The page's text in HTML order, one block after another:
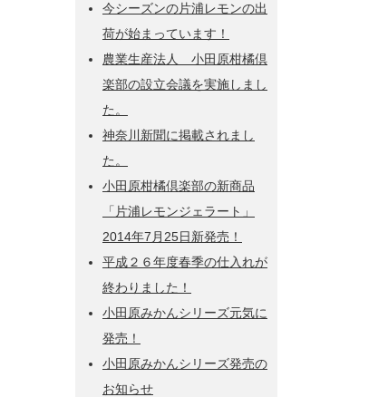
今シーズンの片浦レモンの出
荷が始まっています！
農業生産法人 小田原柑橘倶
楽部の設立会議を実施しまし
た。
神奈川新聞に掲載されまし
た。
小田原柑橘倶楽部の新商品
「片浦レモンジェラート」
2014年7月25日新発売！
平成２６年度春季の仕入れが
終わりました！
小田原みかんシリーズ元気に
発売！
小田原みかんシリーズ発売の
お知らせ